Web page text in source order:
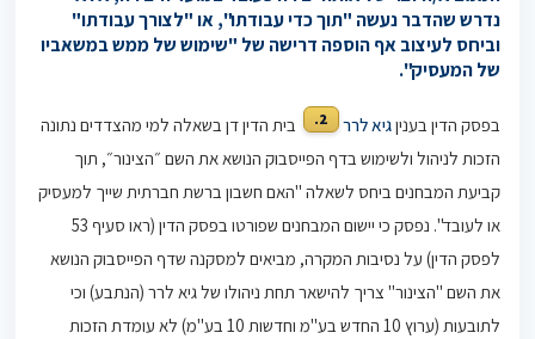
נדרש שהדבר נעשה "תוך כדי עבודתו", או "לצורך עבודתו"
וביחס לעיצוב אף הוספה דרישה של "שימוש של ממש במשאביו
של המעסיק".
בפסק הדין בעניןגיא לרר 2.
בית הדין דן בשאלה למי מהצדדים נתונה
הזכות לניהול ולשימוש בדף הפייסבוק הנושא את השם ״הצינור״, תוך
קביעת המבחנים ביחס לשאלה "האם חשבון ברשת חברתית שייך למעסיק
או לעובד". נפסק כי יישום המבחנים שפורטו בפסק הדין (ראו סעיף 53
לפסק הדין) על נסיבות המקרה, מביאים למסקנה שדף הפייסבוק הנושא
את השם "הצינור" צריך להישאר תחת ניהולו של גיא לרר (הנתבע) וכי
לתובעות (ערוץ 10 החדש בע"מ וחדשות 10 בע"מ) לא עומדת הזכות